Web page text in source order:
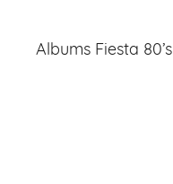
Albums Fiesta